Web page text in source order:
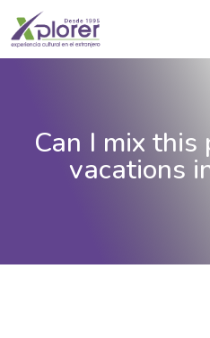
Can I mix
vacations